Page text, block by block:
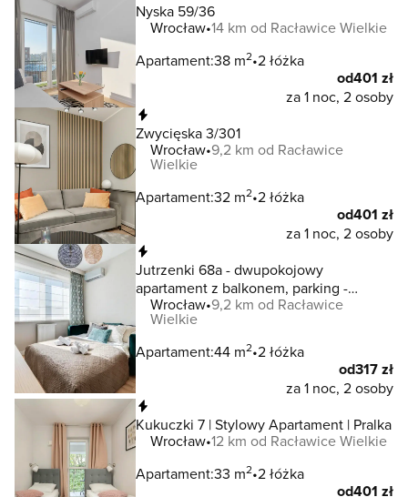
Nyska 59/36
Wrocław 14 km od Racławice Wielkie
Apartament:38 m2 2 łóżka
od401 zł
za 1 noc, 2 osoby
Zwycięska 3/301
Wrocław 9,2 km od Racławice
Wielkie
Apartament:32 m2 2 łóżka
od401 zł
za 1 noc, 2 osoby
Jutrzenki 68a - dwupokojowy
apartament z balkonem, parking -
Wrocław - Fair Rentals
Wrocław 9,2 km od Racławice
Wielkie
Apartament:44 m2 2 łóżka
od317 zł
za 1 noc, 2 osoby
Kukuczki 7 | Stylowy Apartament | Pralka
Wrocław 12 km od Racławice Wielkie
Apartament:33 m2 2 łóżka
od401 zł